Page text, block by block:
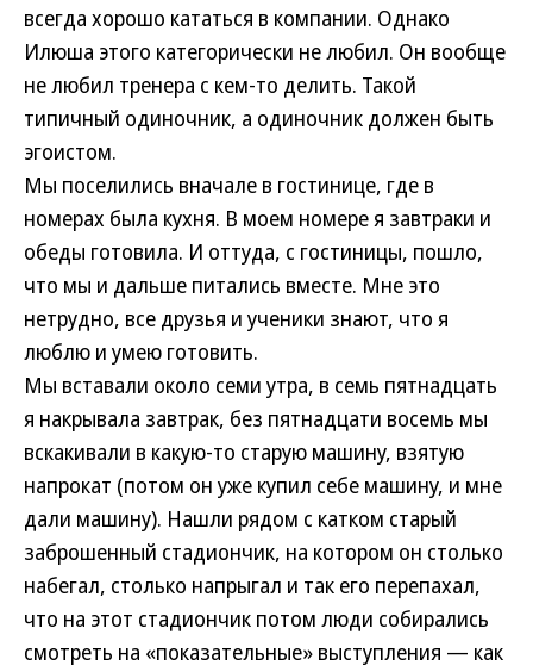
всегда хорошо кататься в компании. Однако
Илюша этого категорически не любил. Он вообще
не любил тренера с кем-то делить. Такой
типичный одиночник, а одиночник должен быть
эгоистом.
Мы поселились вначале в гостинице, где в
номерах была кухня. В моем номере я завтраки и
обеды готовила. И оттуда, с гостиницы, пошло,
что мы и дальше питались вместе. Мне это
нетрудно, все друзья и ученики знают, что я
люблю и умею готовить.
Мы вставали около семи утра, в семь пятнадцать
я накрывала завтрак, без пятнадцати восемь мы
вскакивали в какую-то старую машину, взятую
напрокат (потом он уже купил себе машину, и мне
дали машину). Нашли рядом с катком старый
заброшенный стадиончик, на котором он столько
набегал, столько напрыгал и так его перепахал,
что на этот стадиончик потом люди собирались
смотреть на «показательные» выступления — как